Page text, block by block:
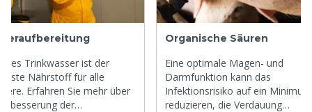
Trinkwasser ist der
Nährstoff für alle
Erfahren Sie mehr über
der
Organische Säuren
Eine optimale Magen- und
Darmfunktion kann das
Infektionsrisiko auf ein Minimum
reduzieren, die Verdauung